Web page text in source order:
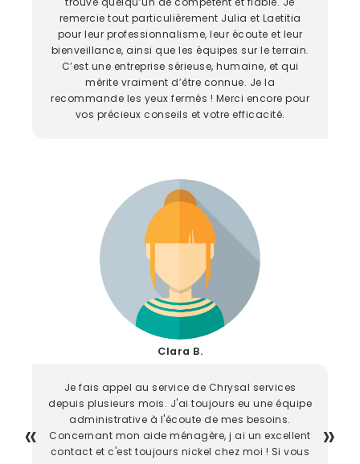
remercie tout particulièrement Julia et Laetitia
pour leur professionnalisme, leur écoute et leur
bienveillance, ainsi que les équipes sur le terrain.
C’est une entreprise sérieuse, humaine, et qui
mérite vraiment d’être connue. Je la
recommande les yeux fermés ! Merci encore pour
vos précieux conseils et votre efficacité.
Clara B.
Je fais appel au service de Chrysal services
depuis plusieurs mois. J'ai toujours eu une équipe
administrative à l'écoute de mes besoins.
Concernant mon aide ménagère, j ai un excellent
contact et c'est toujours nickel chez moi ! Si vous